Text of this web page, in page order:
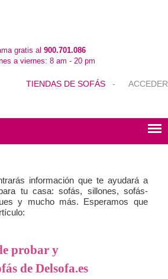
gratis al 900.701.086
a viernes: 8 am - 20 pm
TIENDAS DE SOFÁS - ACCEDER
información que te ayudará a
tu casa: sofás, sillones, sofás-
y mucho más. Esperamos que
probar y
de Delsofa.es